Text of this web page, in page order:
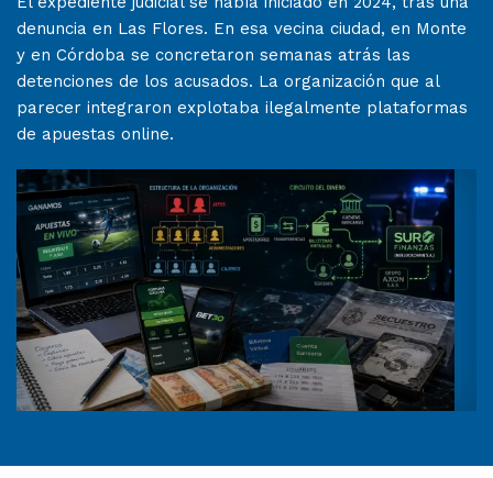
denuncia en Las Flores. En esa vecina ciudad, en Monte
y en Córdoba se concretaron semanas atrás las
detenciones de los acusados. La organización que al
parecer integraron explotaba ilegalmente plataformas
de apuestas online.